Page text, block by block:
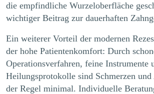
die empfindliche Wurzeloberfläche
wichtiger Beitrag zur dauerhaften
Ein weiterer Vorteil der modernen
der hohe Patientenkomfort: Durch
Operationsverfahren, feine Instrumente
Heilungsprotokolle sind Schmerzen
der Regel minimal. Individuelle